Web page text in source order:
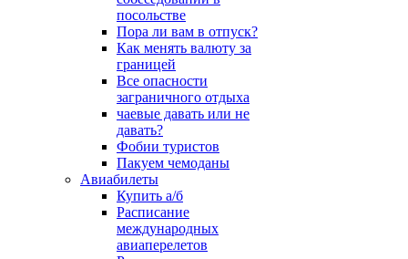
посольстве
Пора ли вам в отпуск?
Как менять валюту за
границей
Все опасности
заграничного отдыха
чаевые давать или не
давать?
Фобии туристов
Пакуем чемоданы
Авиабилеты
Купить а/б
Расписание
международных
авиаперелетов